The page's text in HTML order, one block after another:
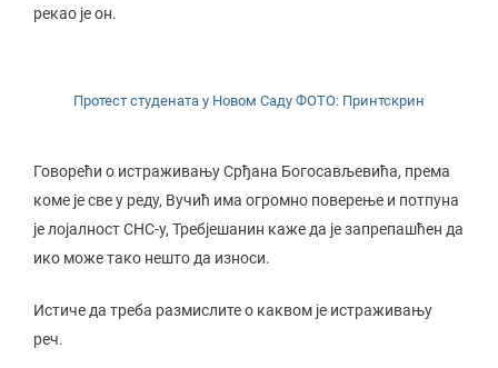
рекао је он.
Протест студената у Новом Саду ФОТО: Принтскрин
Говорећи о истраживању Срђана Богосављевића, према
коме је све у реду, Вучић има огромно поверење и потпуна
је лојалност СНС-у, Требјешанин каже да је запрепашћен да
ико може тако нешто да износи.
Истиче да треба размислите о каквом је истраживању
реч.